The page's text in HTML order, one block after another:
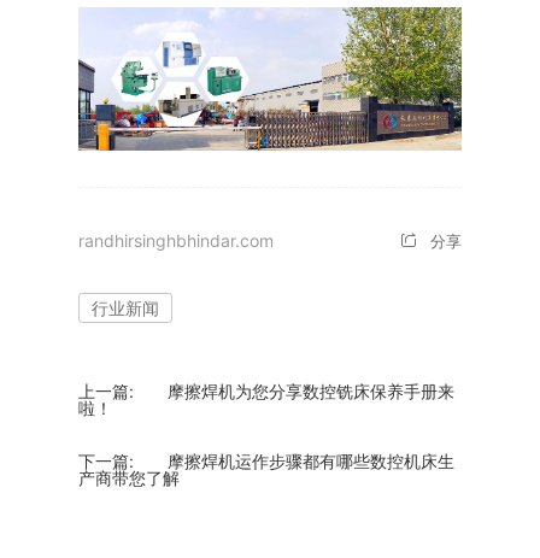
randhirsinghbhindar.com 分享
行业新闻
上一篇:
摩擦焊机为您分享数控铣床保养手册来
啦！
下一篇:
摩擦焊机运作步骤都有哪些数控机床生
产商带您了解